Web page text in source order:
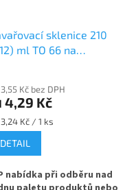
sklenice 210
ml TO 66 na
Kč bez DPH
4,29 Kč
Kč / 1 ks
DETAIL
nabídka při odběru nad